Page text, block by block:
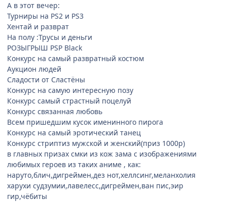
А в этот вечер:
Турниры на PS2 и PS3
Хентай и разврат
На полу :Трусы и деньги
РОЗЫГРЫШ PSP Black
Конкурс на самый развратный костюм
Аукцион людей
Сладости от Сластёны
Конкурс на самую интересную позу
Конкурс самый страстный поцелуй
Конкурс связанная любовь
Всем пришедшим кусок именинного пирога
Конкурс на самый эротический танец
Конкурс стриптиз мужской и женский(приз 1000р)
в главных призах смки из кож зама с изображениями
любимых героев из таких аниме , как:
наруто,блич,дигреймен,дез нот,хеллсинг,меланхолия
харухи судзумии,лавелесс,дигреймен,ван пис,эир
гир,чёбиты